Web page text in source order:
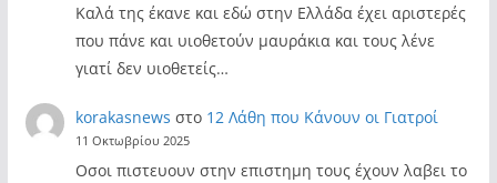
Καλά της έκανε και εδώ στην Ελλάδα έχει αριστερές
που πάνε και υιοθετούν μαυράκια και τους λένε
γιατί δεν υιοθετείς…
korakasnews στο 12 Λάθη που Κάνουν οι Γιατροί
11 Οκτωβρίου 2025
Οσοι πιστευουν στην επιστημη τους έχουν λαβει το